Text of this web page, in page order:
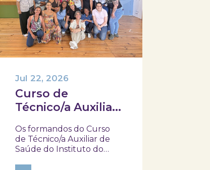
Curso de
Técnico/a Auxiliar
visitaram e
participaram na
atividade “Pela
Jul 22, 2026
Os formandos do Curso
de Técnico/a Auxiliar de
Saúde do Instituto do